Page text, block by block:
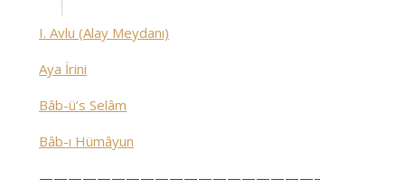
I. Avlu (Alay Meydanı)
Aya İrini
Bâb-ü’s Selâm
Bâb-ı Hümâyun
———————————————————–